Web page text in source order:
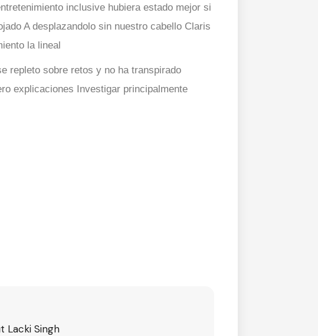
inclusive hubiera estado mejor si
A desplazandolo sin nuestro cabello Claris
la lineal
repleto sobre retos y no ha transpirado
explicaciones Investigar principalmente